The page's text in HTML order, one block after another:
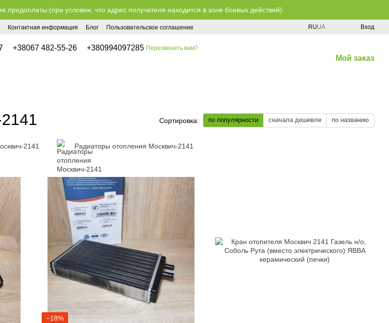
предоплаты (при условии, что адрес получателя находится в зоне боевых действий).
Контактная информация Блог
Пользовательское соглашение
RUUA Вход
+38067 482-55-26 +380994097285 Перезвонить вам?
Мой заказ
Сортировка: по популярности сначала дешевле по названию
2141 Радиаторы отопления Москвич-2141
−18%